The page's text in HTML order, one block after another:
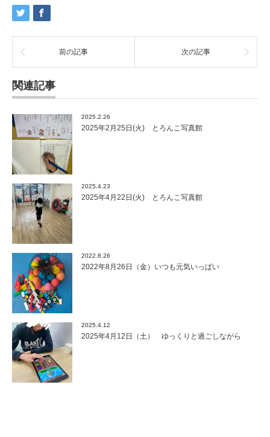
前の記事 次の記事
関連記事
2025.2.26
2025年2月25日(火) とろんこ写真館
2025.4.23
2025年4月22日(火) とろんこ写真館
2022.8.26
2022年8月26日（金）いつも元気いっぱい
2025.4.12
2025年4月12日（土） ゆっくりと過ごしながら